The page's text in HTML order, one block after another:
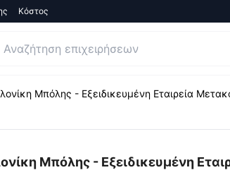
Κόστος
Μπόλης - Εξειδικευμένη Εταιρεία
| Δες Αξιολογήσεις και
Μπόλης - Εξειδικευμένη